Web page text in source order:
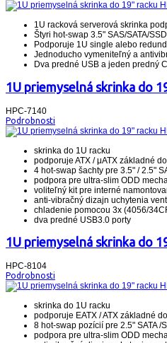
1U racková serverová skrinka
Štyri hot-swap 3.5" SAS/SATA/
Podporuje 1U single alebo
Jednoducho vymeniteľný a
Dva predné USB a jeden predný
1U priemyselná skrinka do
HPC-7140
Podrobnosti
skrinka do 1U racku
podporuje ATX / μATX základné
4 hot-swap šachty pre 3.5" / 2.5"
podpora pre ultra-slim ODD
voliteľný kit pre interné
anti-vibračný dizajn uchytenia
chladenie pomocou 3x (4056/
dva predné USB3.0 porty
1U priemyselná skrinka do
HPC-8104
Podrobnosti
skrinka do 1U racku
podporuje EATX / ATX základné
8 hot-swap pozícií pre 2.5" SATA /
podpora pre ultra-slim ODD